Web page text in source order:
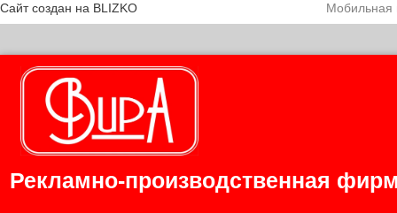
Сайт создан на BLIZKO Мобильная
Рекламно-производственная